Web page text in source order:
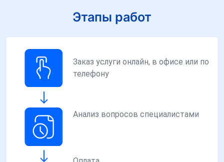
Этапы работ
Заказ услуги онлайн, в офисе или по
телефону
Анализ вопросов специалистами